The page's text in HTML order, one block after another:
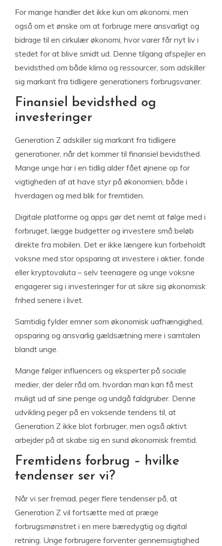
For mange handler det ikke kun om økonomi, men
også om et ønske om at forbruge mere ansvarligt og
bidrage til en cirkulær økonomi, hvor varer får nyt liv i
stedet for at blive smidt ud. Denne tilgang afspejler en
bevidsthed om både klima og ressourcer, som adskiller
sig markant fra tidligere generationers forbrugsvaner.
Finansiel bevidsthed og
investeringer
Generation Z adskiller sig markant fra tidligere
generationer, når det kommer til finansiel bevidsthed.
Mange unge har i en tidlig alder fået øjnene op for
vigtigheden af at have styr på økonomien, både i
hverdagen og med blik for fremtiden.
Digitale platforme og apps gør det nemt at følge med i
forbruget, lægge budgetter og investere små beløb
direkte fra mobilen. Det er ikke længere kun forbeholdt
voksne med stor opsparing at investere i aktier, fonde
eller kryptovaluta – selv teenagere og unge voksne
engagerer sig i investeringer for at sikre sig økonomisk
frihed senere i livet.
Samtidig fylder emner som økonomisk uafhængighed,
opsparing og ansvarlig gældsætning mere i samtalen
blandt unge.
Mange følger influencers og eksperter på sociale
medier, der deler råd om, hvordan man kan få mest
muligt ud af sine penge og undgå faldgruber. Denne
udvikling peger på en voksende tendens til, at
Generation Z ikke blot forbruger, men også aktivt
arbejder på at skabe sig en sund økonomisk fremtid.
Fremtidens forbrug – hvilke
tendenser ser vi?
Når vi ser fremad, peger flere tendenser på, at
Generation Z vil fortsætte med at præge
forbrugsmønstret i en mere bæredygtig og digital
retning. Unge forbrugere forventer gennemsigtighed